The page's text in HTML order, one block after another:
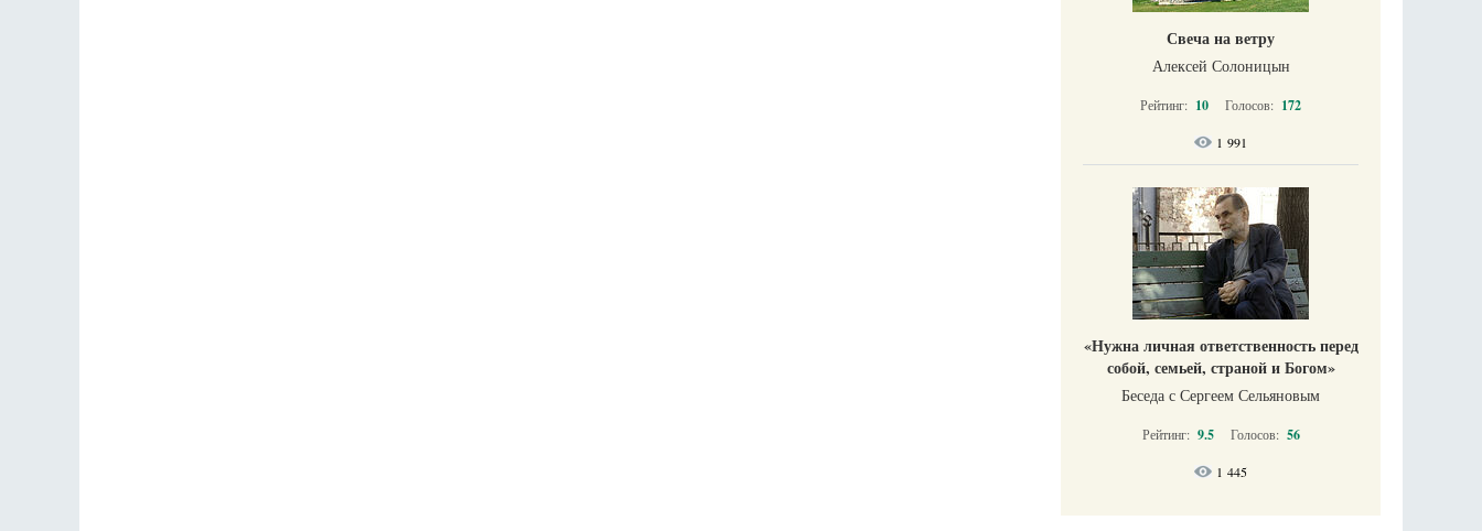
Свеча на ветру
Алексей Солоницын
Рейтинг: 10 Голосов: 172
1 991
«Нужна личная ответственность перед
собой, семьей, страной и Богом»
Беседа с Сергеем Сельяновым
Рейтинг: 9.5 Голосов: 56
1 445